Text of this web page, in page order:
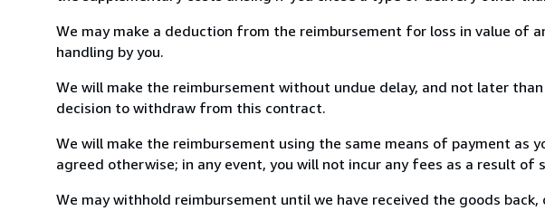
We may make a deduction from the reimbursement for loss in value of
handling by you.
We will make the reimbursement without undue delay, and not later
decision to withdraw from this contract.
We will make the reimbursement using the same means of payment as
agreed otherwise; in any event, you will not incur any fees as a result of
We may withhold reimbursement until we have received the goods